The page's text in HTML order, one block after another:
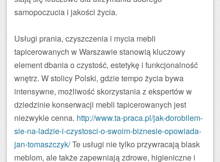
samopoczucia i jakości życia.
Usługi prania, czyszczenia i mycia mebli
tapicerowanych w Warszawie stanowią kluczowy
element dbania o czystość, estetykę i funkcjonalność
wnętrz. W stolicy Polski, gdzie tempo życia bywa
intensywne, możliwość skorzystania z ekspertów w
dziedzinie konserwacji mebli tapicerowanych jest
niezwykle cenna. http://www.ta-praca.pl/jak-dorobilem-
sie-na-ladzie-i-czystosci-o-swoim-biznesie-opowiada-
jan-tomaszczyk/Te usługi nie tylko przywracają blask
meblom, ale także zapewniają zdrowe, higieniczne i